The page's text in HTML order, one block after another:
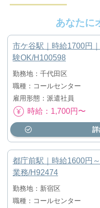
あなたに
市ケ谷駅｜時給1700円
験OK/H100598
勤務地：千代田区
職種：コールセンター
雇用形態：派遣社員
時給：1,700円〜
都庁前駅｜時給1600円
業務/H92474
勤務地：新宿区
職種：コールセンター